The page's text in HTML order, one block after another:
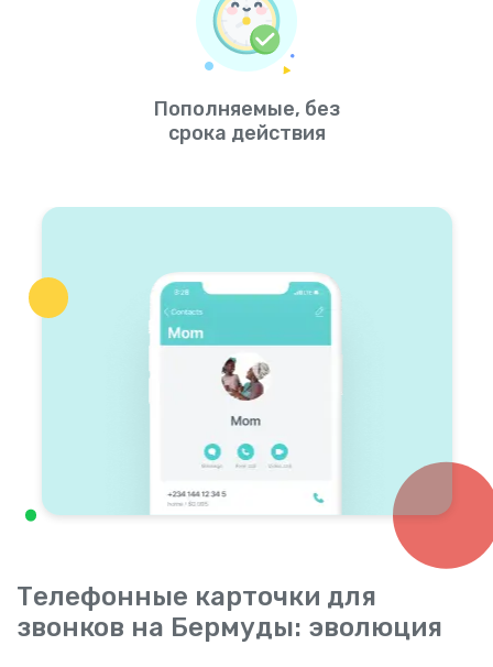
Пополняемые, без
срока действия
Телефонные карточки для
звонков на Бермуды: эволюция